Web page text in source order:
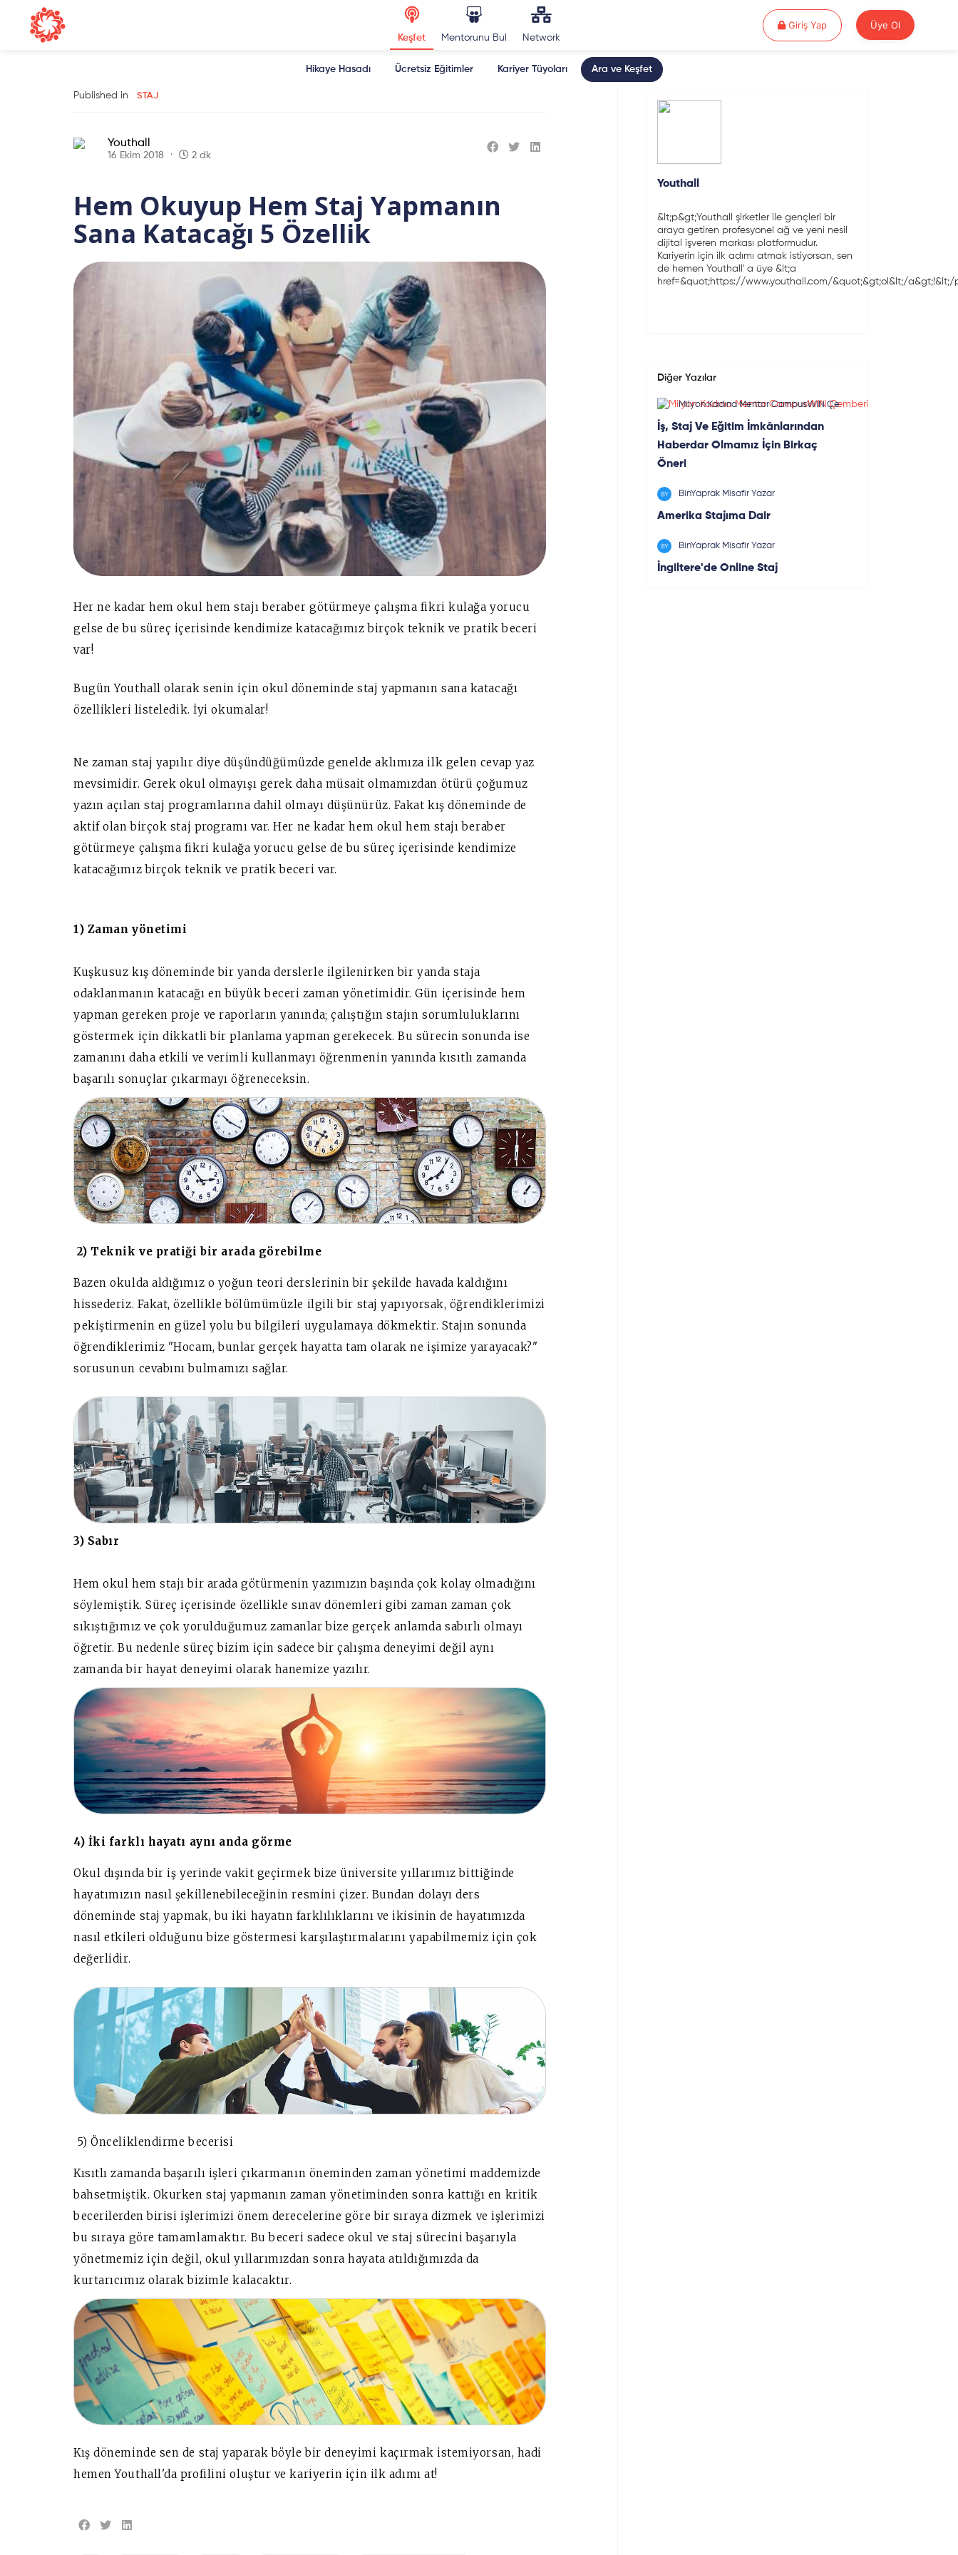
Keşfet Mentorunu Bul Network
Giriş YapGiriş Yap Üye Ol
Hikaye Hasadı Ücretsiz Eğitimler Kariyer Tüyoları Ara ve Keşfet
Published in STAJ
Youthall
16 Ekim 2018 2 dk
Hem Okuyup Hem Staj Yapmanın
Sana Katacağı 5 Özellik
Her ne kadar hem okul hem stajı beraber götürmeye çalışma fikri kulağa yorucu
gelse de bu süreç içerisinde kendimize katacağımız birçok teknik ve pratik beceri
var!
Bugün Youthall olarak senin için okul döneminde staj yapmanın sana katacağı
özellikleri listeledik. İyi okumalar!
Ne zaman staj yapılır diye düşündüğümüzde genelde aklımıza ilk gelen cevap yaz
mevsimidir. Gerek okul olmayışı gerek daha müsait olmamızdan ötürü çoğumuz
yazın açılan staj programlarına dahil olmayı düşünürüz. Fakat kış döneminde de
aktif olan birçok staj programı var. Her ne kadar hem okul hem stajı beraber
götürmeye çalışma fikri kulağa yorucu gelse de bu süreç içerisinde kendimize
katacağımız birçok teknik ve pratik beceri var.
1) Zaman yönetimi
Kuşkusuz kış döneminde bir yanda derslerle ilgilenirken bir yanda staja
odaklanmanın katacağı en büyük beceri zaman yönetimidir. Gün içerisinde hem
yapman gereken proje ve raporların yanında; çalıştığın stajın sorumluluklarını
göstermek için dikkatli bir planlama yapman gerekecek. Bu sürecin sonunda ise
zamanını daha etkili ve verimli kullanmayı öğrenmenin yanında kısıtlı zamanda
başarılı sonuçlar çıkarmayı öğreneceksin.
2) Teknik ve pratiği bir arada görebilme
Bazen okulda aldığımız o yoğun teori derslerinin bir şekilde havada kaldığını
hissederiz. Fakat, özellikle bölümümüzle ilgili bir staj yapıyorsak, öğrendiklerimizi
pekiştirmenin en güzel yolu bu bilgileri uygulamaya dökmektir. Stajın sonunda
öğrendiklerimiz "Hocam, bunlar gerçek hayatta tam olarak ne işimize yarayacak?"
sorusunun cevabını bulmamızı sağlar.
3) Sabır
Hem okul hem stajı bir arada götürmenin yazımızın başında çok kolay olmadığını
söylemiştik. Süreç içerisinde özellikle sınav dönemleri gibi zaman zaman çok
sıkıştığımız ve çok yorulduğumuz zamanlar bize gerçek anlamda sabırlı olmayı
öğretir. Bu nedenle süreç bizim için sadece bir çalışma deneyimi değil aynı
zamanda bir hayat deneyimi olarak hanemize yazılır.
4) İki farklı hayatı aynı anda görme
Okul dışında bir iş yerinde vakit geçirmek bize üniversite yıllarımız bittiğinde
hayatımızın nasıl şekillenebileceğinin resmini çizer. Bundan dolayı ders
döneminde staj yapmak, bu iki hayatın farklılıklarını ve ikisinin de hayatımızda
nasıl etkileri olduğunu bize göstermesi karşılaştırmalarını yapabilmemiz için çok
değerlidir.
5) Önceliklendirme becerisi
Kısıtlı zamanda başarılı işleri çıkarmanın öneminden zaman yönetimi maddemizde
bahsetmiştik. Okurken staj yapmanın zaman yönetiminden sonra kattığı en kritik
becerilerden birisi işlerimizi önem derecelerine göre bir sıraya dizmek ve işlerimizi
bu sıraya göre tamamlamaktır. Bu beceri sadece okul ve staj sürecini başarıyla
yönetmemiz için değil, okul yıllarımızdan sonra hayata atıldığımızda da
kurtarıcımız olarak bizimle kalacaktır.
Kış döneminde sen de staj yaparak böyle bir deneyimi kaçırmak istemiyorsan, hadi
hemen Youthall'da profilini oluştur ve kariyerin için ilk adımı at!
Youthall
&lt;p&gt;Youthall şirketler ile gençleri bir
araya getiren profesyonel ağ ve yeni nesil
dijital işveren markası platformudur.
Kariyerin için ilk adımı atmak istiyorsan, sen
de hemen Youthall' a üye &lt;a
href=&quot;https://www.youthall.com/&quot;&gt;ol&lt;/a&gt;!&lt;/
Diğer Yazılar
Milyon Kadına Mentor CampusWIN Çe
İş, Staj Ve Eğitim İmkânlarından
Haberdar Olmamız İçin Birkaç
Öneri
BinYaprak Misafir Yazar
Amerika Stajıma Dair
BinYaprak Misafir Yazar
İngiltere'de Online Staj